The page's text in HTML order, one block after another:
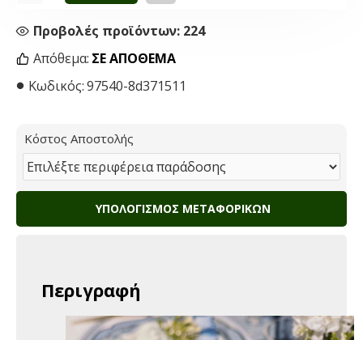
Απόθεμα: ΣΕ ΑΠΌΘΕΜΑ
Κωδικός:97540-8d371511
Προβολές προϊόντων: 224
Κόστος Αποστολής
ΥΠΟΛΟΓΙΣΜΌΣ ΜΕΤΑΦΟΡΙΚΏΝ
Περιγραφή